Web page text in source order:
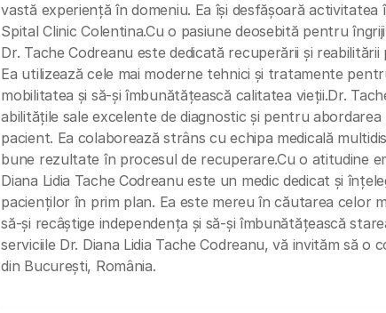
vastă experiență în domeniu. Ea își desfășoară
Spital Clinic Colentina.Cu o pasiune deosebită pentru
Dr. Tache Codreanu este dedicată recuperării și
Ea utilizează cele mai moderne tehnici și tratamente
mobilitatea și să-și îmbunătățească calitatea vieții.Dr.
abilitățile sale excelente de diagnostic și pentru
pacient. Ea colaborează strâns cu echipa medicală
bune rezultate în procesul de recuperare.Cu o atitudine
Diana Lidia Tache Codreanu este un medic dedicat și
pacienților în prim plan. Ea este mereu în căutarea celor
să-și recâștige independența și să-și îmbunătățească
serviciile Dr. Diana Lidia Tache Codreanu, vă invităm să o
din București, România.